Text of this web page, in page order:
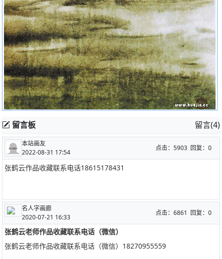
留言板 留言(4)
本站画友
2022-08-31 17:54
点击：5903 回复：0
张鹤云作品收藏联系电话18615178431
名人字画廊
2020-07-21 16:33
点击：6861 回复：0
张鹤云老师作品收藏联系电话（微信）
张鹤云老师作品收藏联系电话（微信）18270955559